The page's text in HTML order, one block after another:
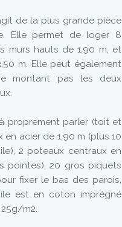
de la plus grande pièce
Elle permet de loger 8
murs hauts de 1,90 m, et
m. Elle peut également
montant pas les deux
proprement parler (toit et
acier de 1,90 m (plus 10
2 poteaux centraux en
pointes), 20 gros piquets
fixer le bas des parois,
est en coton imprégné
m2.